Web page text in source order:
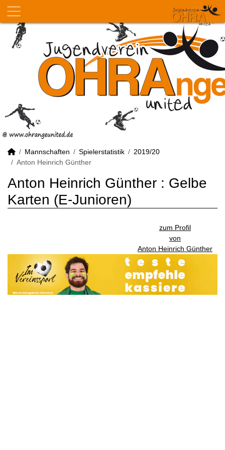
Mannschaften Spielerstatistik
2019/20
Anton Heinrich Günther
Anton Heinrich Günther : Gelbe
Karten (E-Junioren)
zum Profil
von
Anton Heinrich Günther